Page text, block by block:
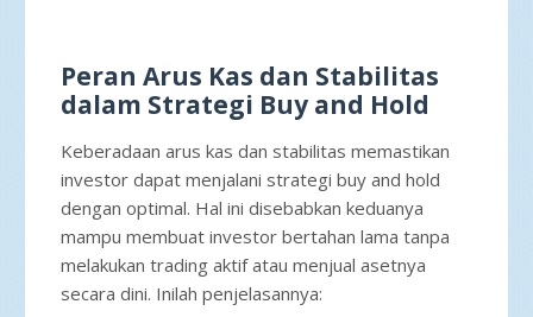
Peran Arus Kas dan Stabilitas
dalam Strategi Buy and Hold
Keberadaan arus kas dan stabilitas memastikan
investor dapat menjalani strategi buy and hold
dengan optimal. Hal ini disebabkan keduanya
mampu membuat investor bertahan lama tanpa
melakukan trading aktif atau menjual asetnya
secara dini. Inilah penjelasannya: